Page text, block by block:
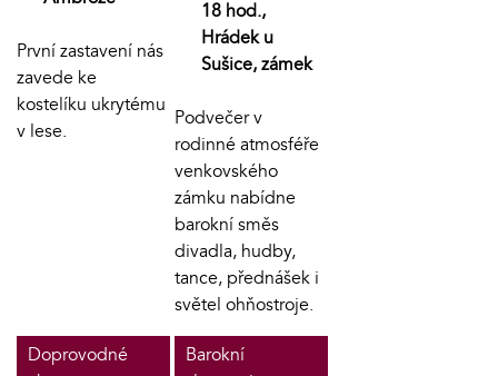
První zastavení nás
zavede ke
kostelíku ukrytému
v lese.
18 hod.,
Hrádek u
Sušice, zámek
Podvečer v
rodinné atmosféře
venkovského
zámku nabídne
barokní směs
divadla, hudby,
tance, přednášek i
světel ohňostroje.
Doprovodné
Barokní